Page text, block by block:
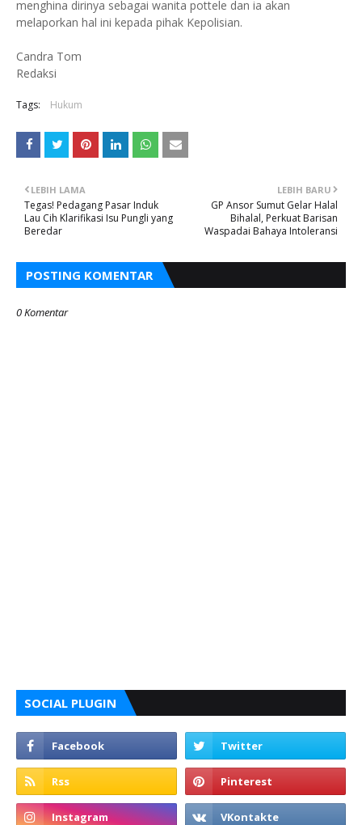
menghina dirinya sebagai wanita pottele dan ia akan
melaporkan hal ini kepada pihak Kepolisian.
Candra Tom
Redaksi
Tags: Hukum
LEBIH BARU
GP Ansor Sumut Gelar Halal
Bihalal, Perkuat Barisan
Waspadai Bahaya Intoleransi
LEBIH LAMA
Tegas! Pedagang Pasar Induk
Lau Cih Klarifikasi Isu Pungli yang
Beredar
POSTING KOMENTAR
0 Komentar
SOCIAL PLUGIN